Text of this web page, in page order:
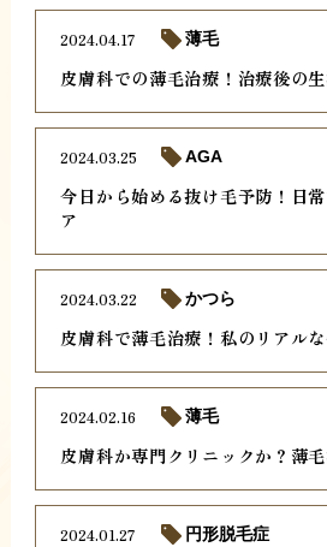
皮膚科での薄毛治療！治療後の
2024.04.17 薄毛
今日から始める抜け毛予防！日
ア
2024.03.25 AGA
皮膚科で薄毛治療！私のリアル
2024.03.22 かつら
皮膚科か専門クリニックか？薄
2024.02.16 薄毛
2024.01.27 円形脱毛症